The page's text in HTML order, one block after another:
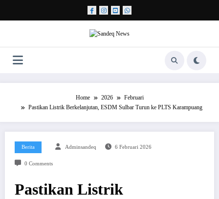
content
Home 2026
Februari
Pastikan Listrik Berkelanjutan, ESDM Sulbar Turun ke PLTS Karampuang
Berita Adminsandeq 6 Februari 2026
0 Comments
Pastikan Listrik